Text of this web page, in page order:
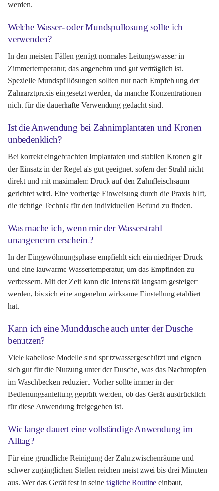
werden.
Welche Wasser- oder Mundspüllösung sollte ich
verwenden?
In den meisten Fällen genügt normales Leitungswasser in
Zimmertemperatur, das angenehm und gut verträglich ist.
Spezielle Mundspüllösungen sollten nur nach Empfehlung der
Zahnarztpraxis eingesetzt werden, da manche Konzentrationen
nicht für die dauerhafte Verwendung gedacht sind.
Ist die Anwendung bei Zahnimplantaten und Kronen
unbedenklich?
Bei korrekt eingebrachten Implantaten und stabilen Kronen gilt
der Einsatz in der Regel als gut geeignet, sofern der Strahl nicht
direkt und mit maximalem Druck auf den Zahnfleischsaum
gerichtet wird. Eine vorherige Einweisung durch die Praxis hilft,
die richtige Technik für den individuellen Befund zu finden.
Was mache ich, wenn mir der Wasserstrahl
unangenehm erscheint?
In der Eingewöhnungsphase empfiehlt sich ein niedriger Druck
und eine lauwarme Wassertemperatur, um das Empfinden zu
verbessern. Mit der Zeit kann die Intensität langsam gesteigert
werden, bis sich eine angenehm wirksame Einstellung etabliert
hat.
Kann ich eine Munddusche auch unter der Dusche
benutzen?
Viele kabellose Modelle sind spritzwassergeschützt und eignen
sich gut für die Nutzung unter der Dusche, was das Nachtropfen
im Waschbecken reduziert. Vorher sollte immer in der
Bedienungsanleitung geprüft werden, ob das Gerät ausdrücklich
für diese Anwendung freigegeben ist.
Wie lange dauert eine vollständige Anwendung im
Alltag?
Für eine gründliche Reinigung der Zahnzwischenräume und
schwer zugänglichen Stellen reichen meist zwei bis drei Minuten
aus. Wer das Gerät fest in seine tägliche Routine einbaut,